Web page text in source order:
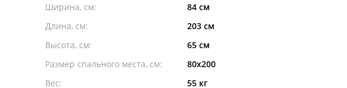
Ширина, см:
84 см
Длина, см:
203 см
Высота, см:
65 см
Размер спального места, см:
80x200
Вес:
55 кг